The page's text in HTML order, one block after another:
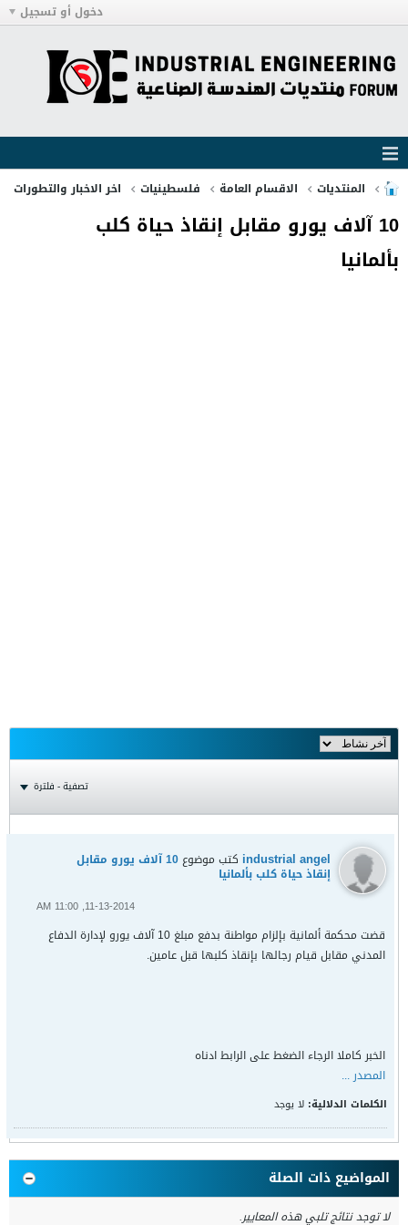
دخول أو تسجيل
المنتديات الاقسام العامة فلسطينيات اخر الاخبار والتطورات
10 آلاف يورو مقابل إنقاذ حياة كلب
بألمانيا
تصفية - فلترة
industrial angel كتب موضوع 10 آلاف يورو مقابل
إنقاذ حياة كلب بألمانيا
11-13-2014, 11:00 AM
قضت محكمة ألمانية بإلزام مواطنة بدفع مبلغ 10 آلاف يورو لإدارة الدفاع
المدني مقابل قيام رجالها بإنقاذ كلبها قبل عامين.
الخبر كاملا الرجاء الضغط على الرابط ادناه
المصدر ...
الكلمات الدلالية: لا يوجد
المواضيع ذات الصلة
لا توجد نتائج تلبي هذه المعايير.